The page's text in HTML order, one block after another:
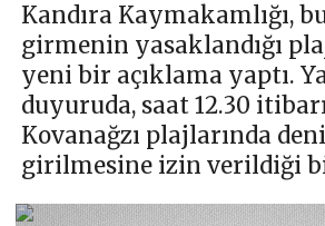
Kandıra Kaymakamlığı,
girmenin yasaklandığı
yeni bir açıklama yaptı.
duyuruda, saat 12.30
Kovanağzı plajlarında
girilmesine izin verildiği